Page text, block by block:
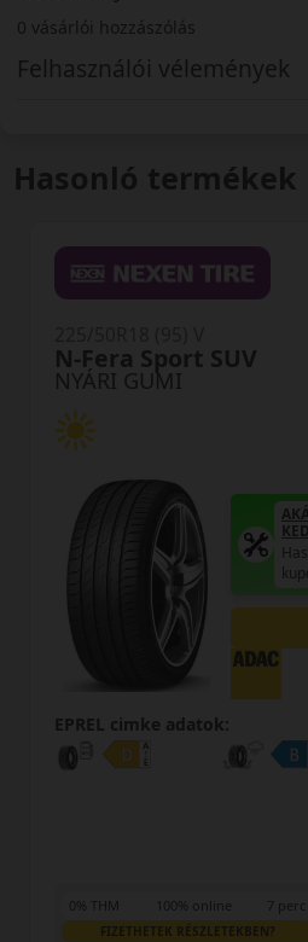
0 vásárlói hozzászólás
Felhasználói vélemények
Hasonló termékek
NYÁRI GUMI
N-Fera Sport SUV
EPREL cimke adatok:
0% THM 100% online 7 perc
FIZETHETEK RÉSZLETEKBEN?